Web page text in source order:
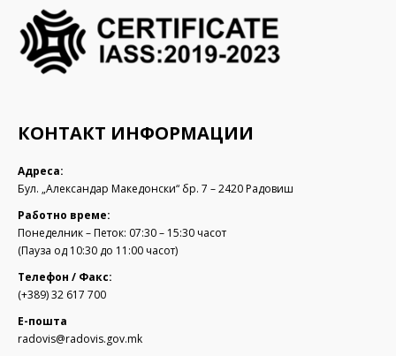
КОНТАКТ ИНФОРМАЦИИ
Адреса:
Бул. „Александар Македонски“ бр. 7 – 2420 Радовиш
Работно време:
Понеделник – Петок: 07:30 – 15:30 часот
(Пауза од 10:30 до 11:00 часот)
Телефон / Факс:
(+389) 32 617 700
Е-пошта
radovis@radovis.gov.mk